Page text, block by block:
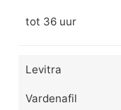
tot 36 uur
Levitra
Vardenafil